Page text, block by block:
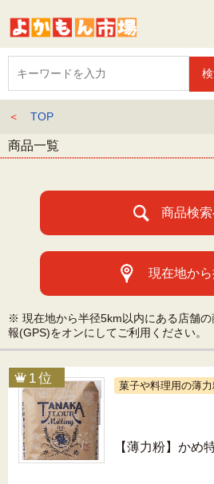
＜ TOP
商品一覧
商品検
現在地か
※ 現在地から半径5km以内にある店舗
報(GPS)をオンにしてご利用ください。
菓子や料理用の薄力
【薄力粉】かめ